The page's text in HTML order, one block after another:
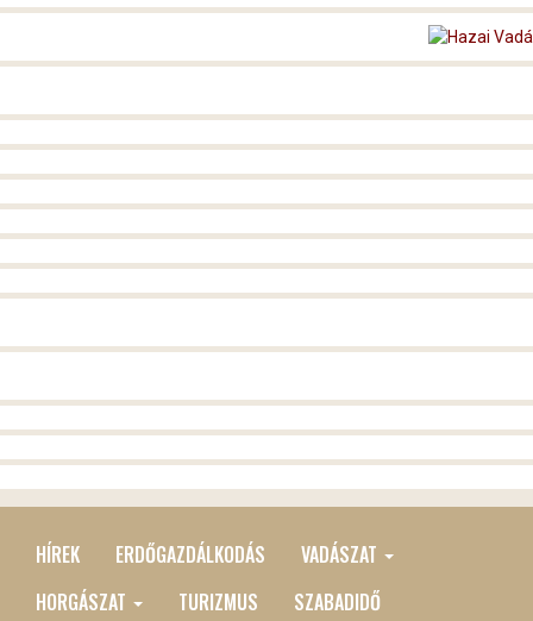
MAIN
HÍREK ERDŐGAZDÁLKODÁS
VADÁSZAT
HORGÁSZAT
TURIZMUS
SZABADIDŐ